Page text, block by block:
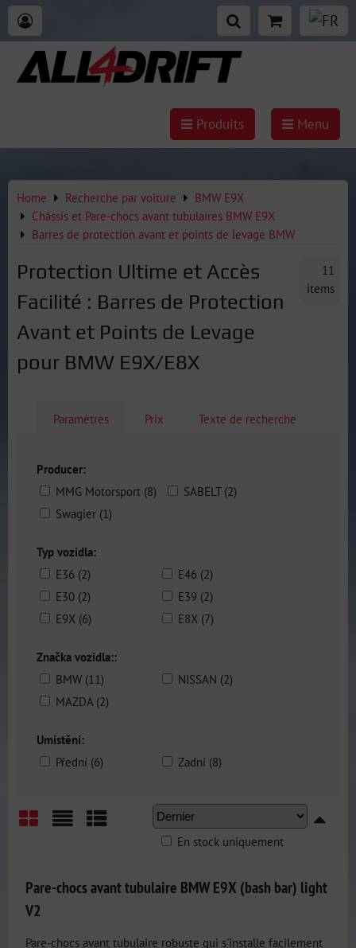
Produits Menu
Home Recherche par voiture
BMW E9X
Châssis et Pare-chocs avant tubulaires BMW E9X
Barres de protection avant et points de levage BMW
Protection Ultime et Accès
Facilité : Barres de Protection
Avant et Points de Levage
pour BMW E9X/E8X
11
items
Paramètres Prix Texte de recherche
Producer:
MMG Motorsport (8)
SABELT (2)
Swagier (1)
Typ vozidla:
E36 (2)
E46 (2)
E30 (2)
E39 (2)
E9X (6)
E8X (7)
Značka vozidla::
BMW (11)
NISSAN (2)
MAZDA (2)
Umístění:
Přední (6)
Zadní (8)
En stock uniquement
Pare-chocs avant tubulaire BMW E9X (bash bar) light
V2
Pare-chocs avant tubulaire robuste qui s'installe facilement